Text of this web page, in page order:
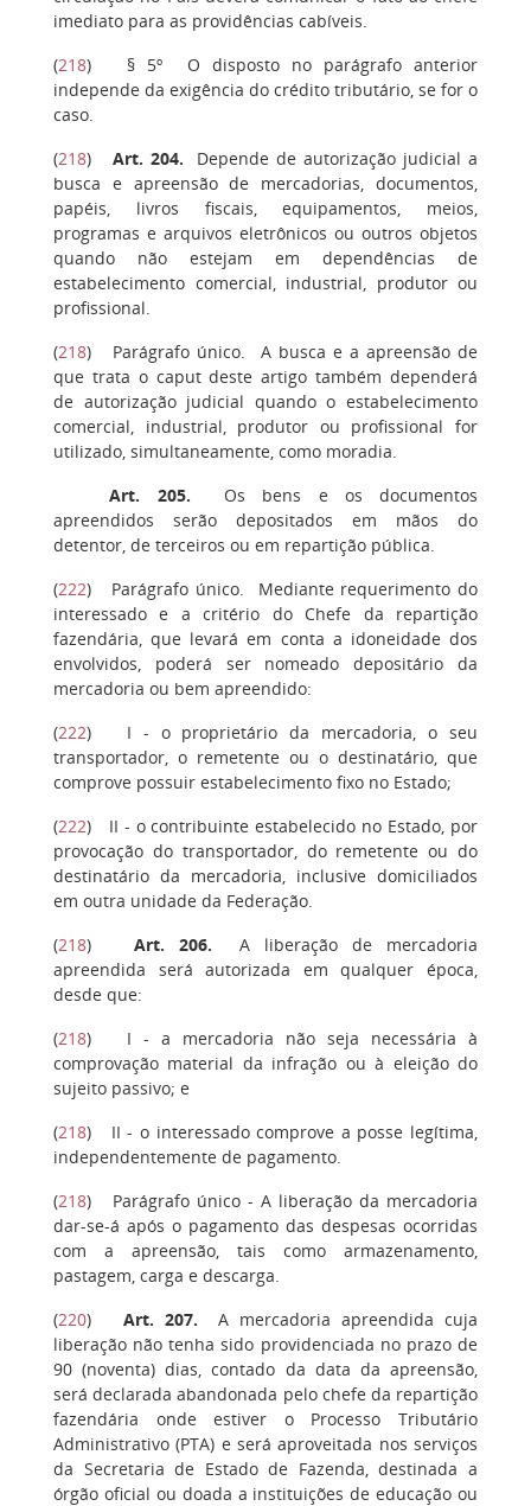
imediato para as providências cabíveis.
(218) § 5º
O disposto no parágrafo anterior
independe da exigência do crédito tributário, se for o
caso.
(218) Art. 204.
Depende de autorização judicial a
busca e apreensão de mercadorias, documentos,
papéis, livros fiscais, equipamentos, meios,
programas e arquivos eletrônicos ou outros objetos
quando não estejam em dependências de
estabelecimento comercial, industrial, produtor ou
profissional.
(218) Parágrafo único. A busca e a apreensão de
que trata o caput deste artigo também dependerá
de autorização judicial quando o estabelecimento
comercial, industrial, produtor ou profissional for
utilizado, simultaneamente, como moradia.
Art. 205. Os bens e os documentos
apreendidos serão depositados em mãos do
detentor, de terceiros ou em repartição pública.
(222) Parágrafo único. Mediante requerimento do
interessado e a critério do Chefe da repartição
fazendária, que levará em conta a idoneidade dos
envolvidos, poderá ser nomeado depositário da
mercadoria ou bem apreendido:
(222) I - o proprietário da mercadoria, o seu
transportador, o remetente ou o destinatário, que
comprove possuir estabelecimento fixo no Estado;
(222) II - o contribuinte estabelecido no Estado, por
provocação do transportador, do remetente ou do
destinatário da mercadoria, inclusive domiciliados
em outra unidade da Federação.
(218) Art. 206.
A liberação de mercadoria
apreendida será autorizada em qualquer época,
desde que:
(218) I - a mercadoria não seja necessária à
comprovação material da infração ou à eleição do
sujeito passivo; e
(218) II - o interessado comprove a posse legítima,
independentemente de pagamento.
(218) Parágrafo único - A liberação da mercadoria
dar-se-á após o pagamento das despesas ocorridas
com a apreensão, tais como armazenamento,
pastagem, carga e descarga.
(220) Art. 207.
A mercadoria apreendida cuja
liberação não tenha sido providenciada no prazo de
90 (noventa) dias, contado da data da apreensão,
será declarada abandonada pelo chefe da repartição
fazendária onde estiver o Processo Tributário
Administrativo (PTA) e será aproveitada nos serviços
da Secretaria de Estado de Fazenda, destinada a
órgão oficial ou doada a instituições de educação ou